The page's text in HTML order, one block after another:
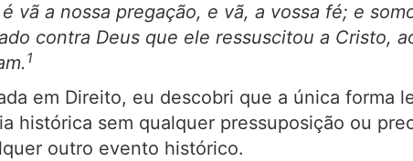
vã a nossa pregação, e vã, a vossa fé; e
contra Deus que ele ressuscitou a Cristo,
1
em Direito, eu descobri que a única forma
histórica sem qualquer pressuposição ou
outro evento histórico.